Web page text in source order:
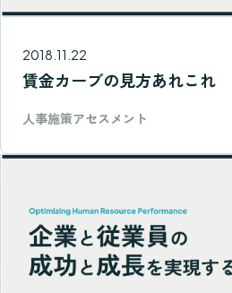
2018.11.22
賃金カーブの見方あれこれ
人事施策アセスメント